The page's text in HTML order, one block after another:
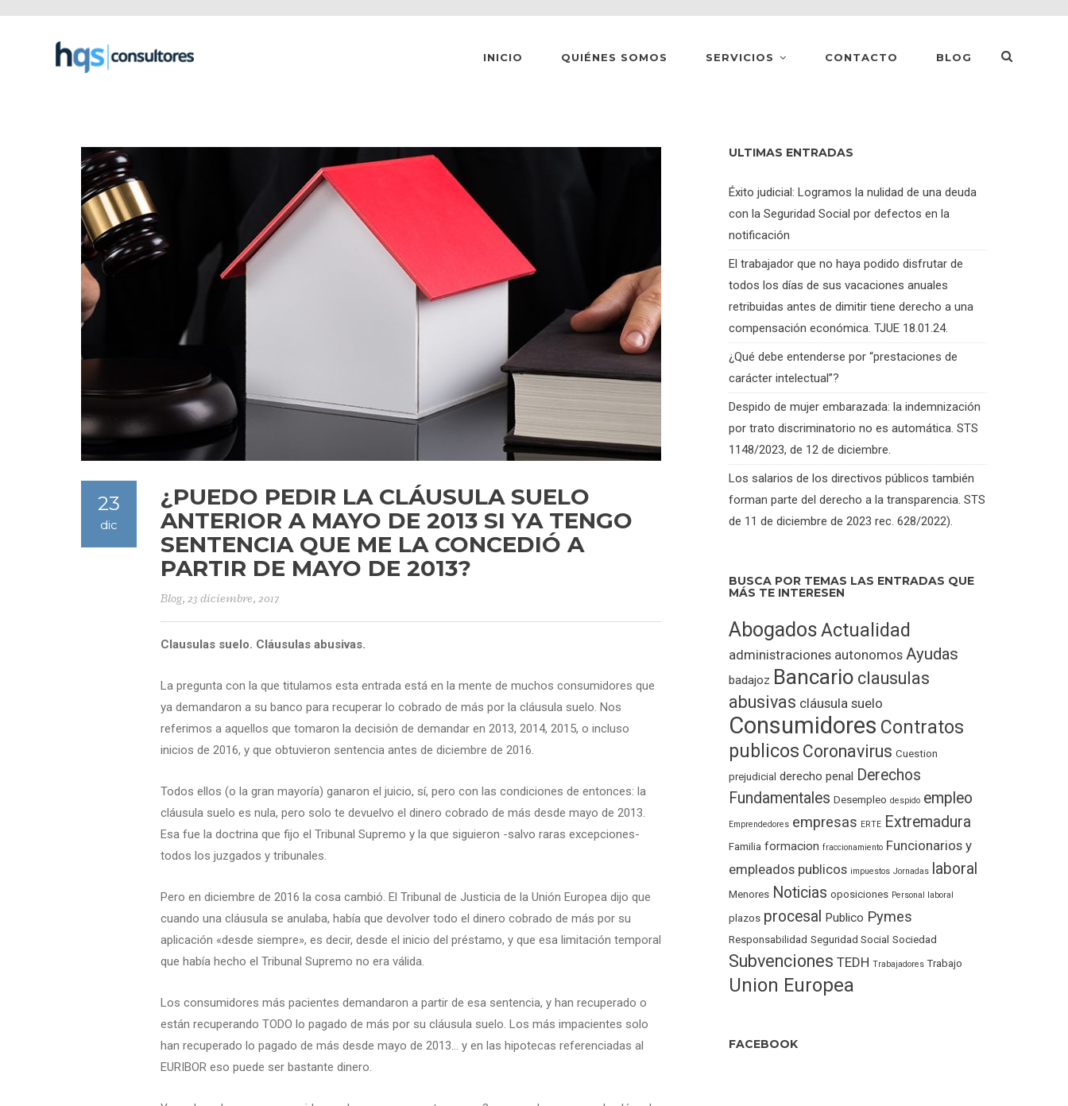
INICIO QUIÉNES SOMOS SERVICIOS CONTACTO BLOG
23
dic
¿PUEDO PEDIR LA CLÁUSULA SUELO
ANTERIOR A MAYO DE 2013 SI YA TENGO
SENTENCIA QUE ME LA CONCEDIÓ A
PARTIR DE MAYO DE 2013?
Blog, 23 diciembre, 2017
Clausulas suelo. Cláusulas abusivas.
La pregunta con la que titulamos esta entrada está en la mente de muchos consumidores que
ya demandaron a su banco para recuperar lo cobrado de más por la cláusula suelo. Nos
referimos a aquellos que tomaron la decisión de demandar en 2013, 2014, 2015, o incluso
inicios de 2016, y que obtuvieron sentencia antes de diciembre de 2016.
Todos ellos (o la gran mayoría) ganaron el juicio, sí, pero con las condiciones de entonces: la
cláusula suelo es nula, pero solo te devuelvo el dinero cobrado de más desde mayo de 2013.
Esa fue la doctrina que fijo el Tribunal Supremo y la que siguieron -salvo raras excepciones-
todos los juzgados y tribunales.
Pero en diciembre de 2016 la cosa cambió. El Tribunal de Justicia de la Unión Europea dijo que
cuando una cláusula se anulaba, había que devolver todo el dinero cobrado de más por su
aplicación «desde siempre», es decir, desde el inicio del préstamo, y que esa limitación temporal
que había hecho el Tribunal Supremo no era válida.
Los consumidores más pacientes demandaron a partir de esa sentencia, y han recuperado o
están recuperando TODO lo pagado de más por su cláusula suelo. Los más impacientes solo
han recuperado lo pagado de más desde mayo de 2013… y en las hipotecas referenciadas al
EURIBOR eso puede ser bastante dinero.
ULTIMAS ENTRADAS
Éxito judicial: Logramos la nulidad de una deuda
con la Seguridad Social por defectos en la
notificación
El trabajador que no haya podido disfrutar de
todos los días de sus vacaciones anuales
retribuidas antes de dimitir tiene derecho a una
compensación económica. TJUE 18.01.24.
¿Qué debe entenderse por “prestaciones de
carácter intelectual”?
Despido de mujer embarazada: la indemnización
por trato discriminatorio no es automática. STS
1148/2023, de 12 de diciembre.
Los salarios de los directivos públicos también
forman parte del derecho a la transparencia. STS
de 11 de diciembre de 2023 rec. 628/2022).
BUSCA POR TEMAS LAS ENTRADAS QUE
MÁS TE INTERESEN
AbogadosActualidad
administraciones autonomos Ayudas
badajoz Bancario clausulas
abusivas cláusula suelo
Consumidores Contratos
publicos Coronavirus Cuestion
prejudicial derecho penal Derechos
Fundamentales Desempleo despido empleo
Emprendedores empresas ERTE Extremadura
Familia formacion fraccionamiento Funcionarios y
empleados publicos impuestos Jornadas laboral
Menores Noticias oposiciones Personal laboral
plazos procesal Publico Pymes
Responsabilidad Seguridad Social Sociedad
Subvenciones TEDH Trabajadores Trabajo
Union Europea
FACEBOOK